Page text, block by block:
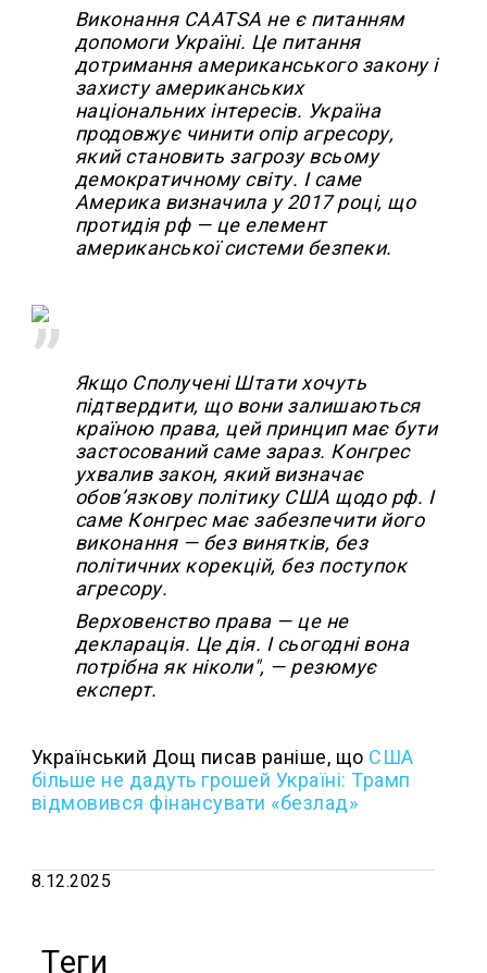
Виконання CAATSA не є питанням
допомоги Україні. Це питання
дотримання американського закону і
захисту американських
національних інтересів. Україна
продовжує чинити опір агресору,
який становить загрозу всьому
демократичному світу. І саме
Америка визначила у 2017 році, що
протидія рф — це елемент
американської системи безпеки.
Якщо Сполучені Штати хочуть
підтвердити, що вони залишаються
країною права, цей принцип має бути
застосований саме зараз. Конгрес
ухвалив закон, який визначає
обов’язкову політику США щодо рф. І
саме Конгрес має забезпечити його
виконання — без винятків, без
політичних корекцій, без поступок
агресору.
Верховенство права — це не
декларація. Це дія. І сьогодні вона
потрібна як ніколи", — резюмує
експерт.
Український Дощ писав раніше, що США
більше не дадуть грошей Україні: Трамп
відмовився фінансувати «безлад»
8.12.2025
Теги